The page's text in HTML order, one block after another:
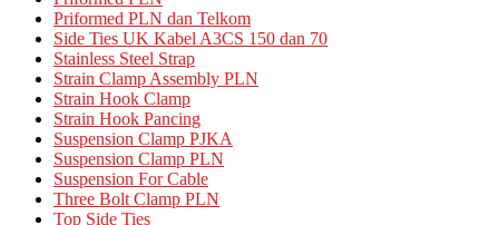
Priformed PLN dan Telkom
Side Ties UK Kabel A3CS 150 dan 70
Stainless Steel Strap
Strain Clamp Assembly PLN
Strain Hook Clamp
Strain Hook Pancing
Suspension Clamp PJKA
Suspension Clamp PLN
Suspension For Cable
Three Bolt Clamp PLN
Top Side Ties